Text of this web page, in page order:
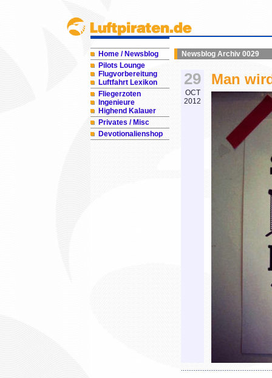
Home / Newsblog
Pilots Lounge
Flugvorbereitung
Luftfahrt Lexikon
Fliegerzoten
Ingenieure
Highend Kalauer
Privates / Misc
Devotionalienshop
Newsblog Archiv 0029
29
OCT
2012
Man